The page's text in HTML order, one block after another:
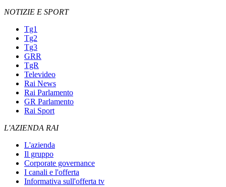
NOTIZIE E SPORT
Tg1
Tg2
Tg3
GRR
TgR
Televideo
Rai News
Rai Parlamento
GR Parlamento
Rai Sport
L'AZIENDA RAI
L'azienda
Il gruppo
Corporate governance
I canali e l'offerta
Informativa sull'offerta tv